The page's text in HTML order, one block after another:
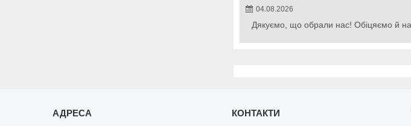
04.08.2026
Дякуємо, що обрали нас! Обіцяємо й